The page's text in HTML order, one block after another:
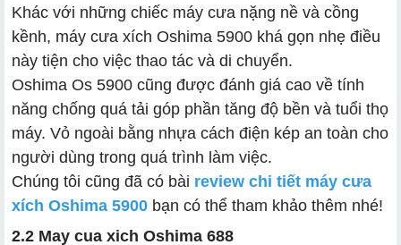
Khác với những chiếc máy cưa nặng nề và cồng
kềnh, máy cưa xích Oshima 5900 khá gọn nhẹ điều
này tiện cho việc thao tác và di chuyển.
Oshima Os 5900 cũng được đánh giá cao về tính
năng chống quá tải góp phần tăng độ bền và tuổi thọ
máy. Vỏ ngoài bằng nhựa cách điện kép an toàn cho
người dùng trong quá trình làm việc.
Chúng tôi cũng đã có bài review chi tiết máy cưa
xích Oshima 5900 bạn có thể tham khảo thêm nhé!
2.2 May cua xich Oshima 688